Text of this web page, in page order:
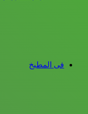
فى المطبخ